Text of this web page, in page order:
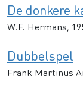
De donkere
W.F. Hermans,
Dubbelspel
Frank Martinus